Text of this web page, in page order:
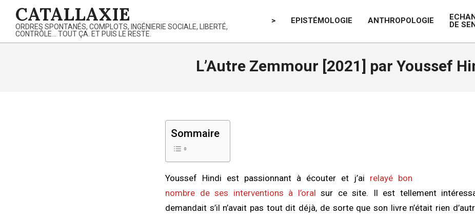
content
CATALLAXIE
ORDRES SPONTANÉS, COMPLOTS, INGÉNIERIE SOCIALE, LIBERTÉ,
CONTRÔLE… TOUT ÇA. ET PUIS LE RESTE.
> EPISTÉMOLOGIE ANTHROPOLOGIE
DE
L’Autre Zemmour [2021] par Youssef
Sommaire
Youssef Hindi est passionnant à écouter et j’ai relayé bon
nombre de ses interventions à l’oral sur ce site. Il est tellement
demandait s’il n’avait pas tout dit déjà, de sorte que son livre n’était rien